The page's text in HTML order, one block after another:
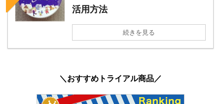
活用方法
続きを見る
＼おすすめトライアル商品／